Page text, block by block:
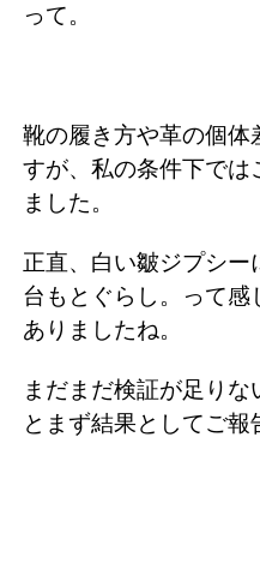
って。
靴の履き方や革の個体
すが、私の条件下では
ました。
正直、白い皺ジプシ
台もとぐらし。って感
ありましたね。
まだまだ検証が足り
とまず結果としてご報